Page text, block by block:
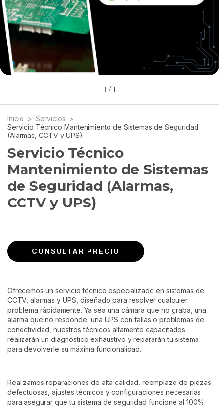
1 /1
Inicio > Servicios >
Servicio Técnico Mantenimiento de Sistemas de Seguridad
(Alarmas, CCTV y UPS)
Servicio Técnico
Mantenimiento de Sistemas
de Seguridad (Alarmas,
CCTV y UPS)
Ofrecemos un servicio técnico especializado en sistemas de
CCTV, alarmas y UPS, diseñado para resolver cualquier
problema rápidamente. Ya sea una cámara que no graba, una
alarma que no responde, una UPS con fallas o problemas de
conectividad, nuestros técnicos altamente capacitados
realizarán un diagnóstico exhaustivo y repararán tu sistema
para devolverle su máxima funcionalidad.
Realizamos reparaciones de alta calidad, reemplazo de piezas
defectuosas, ajustes técnicos y configuraciones necesarias
para asegurar que tu sistema de seguridad funcione al 100%.